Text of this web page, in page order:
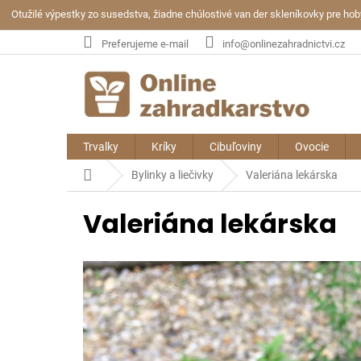
Otužilé výpestky zo susedstva, žiadne chúlostivé van der skleníkovky pre
Preferujeme e-mail info@onlinezahradnictvi.cz
Trvalky Kríky Cibuľoviny Ovocie
DomovBylinky a liečivky Valeriána lekárska
Valeriána lekárska